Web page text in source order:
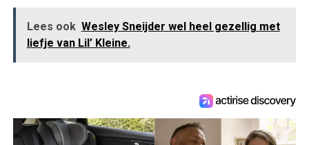
Lees ook Wesley Sneijder wel heel gezellig met
liefje van Lil’ Kleine.